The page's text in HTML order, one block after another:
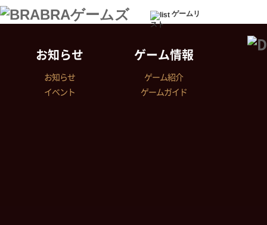
ゲームリ
スト
お知らせ
お知らせ
イベント
ゲーム情報
ゲーム紹介
ゲームガイド